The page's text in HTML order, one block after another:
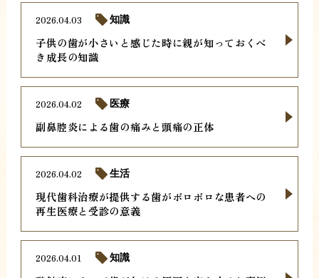
子供の歯が小さいと感じた時に親が知っておくべ
き成長の知識
2026.04.03 知識
副鼻腔炎による歯の痛みと頭痛の正体
2026.04.02 医療
現代歯科治療が提供する歯がボロボロな患者への
再生医療と受診の意義
2026.04.02 生活
2026.04.01 知識